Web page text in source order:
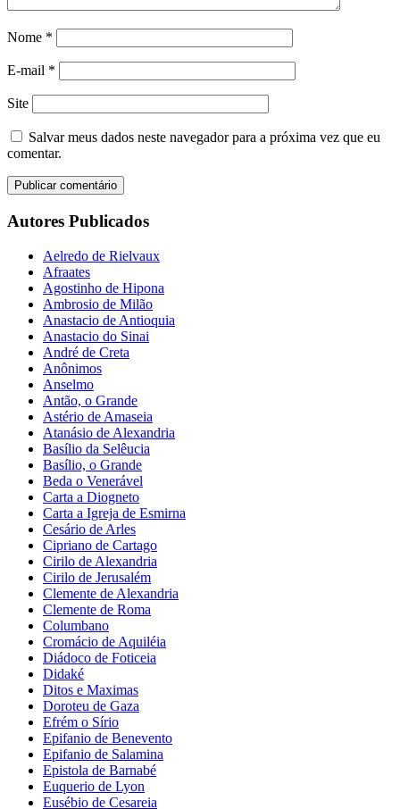
Nome *
E-mail *
Site
Salvar meus dados neste navegador para a próxima vez que eu
comentar.
Autores Publicados
Aelredo de Rielvaux
Afraates
Agostinho de Hipona
Ambrosio de Milão
Anastacio de Antioquia
Anastacio do Sinai
André de Creta
Anônimos
Anselmo
Antão, o Grande
Astério de Amaseia
Atanásio de Alexandria
Basílio da Selêucia
Basílio, o Grande
Beda o Venerável
Carta a Diogneto
Carta a Igreja de Esmirna
Cesário de Arles
Cipriano de Cartago
Cirilo de Alexandria
Cirilo de Jerusalém
Clemente de Alexandria
Clemente de Roma
Columbano
Cromácio de Aquiléia
Diádoco de Foticeia
Didaké
Ditos e Maximas
Doroteu de Gaza
Efrém o Sírio
Epifanio de Benevento
Epifanio de Salamina
Epistola de Barnabé
Euquerio de Lyon
Eusébio de Cesareia